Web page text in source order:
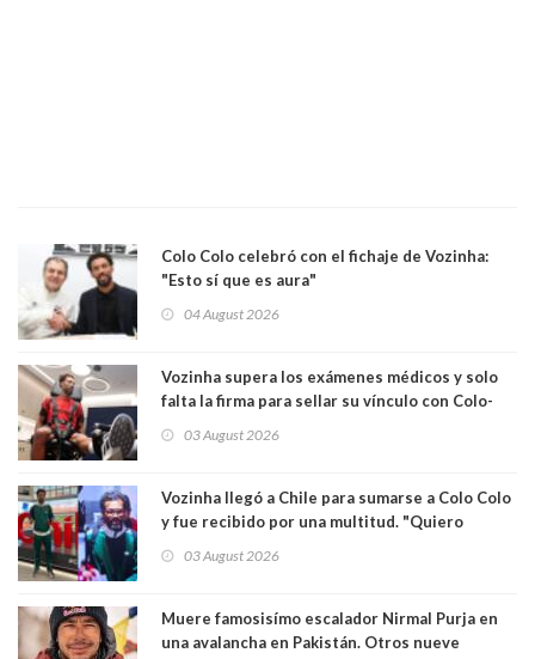
Colo Colo celebró con el fichaje de Vozinha:
"Esto sí que es aura"
04 August 2026
Vozinha supera los exámenes médicos y solo
falta la firma para sellar su vínculo con Colo-
03 August 2026
Vozinha llegó a Chile para sumarse a Colo Colo
y fue recibido por una multitud. "Quiero
hinchas"
03 August 2026
Muere famosisímo escalador Nirmal Purja en
una avalancha en Pakistán. Otros nueve